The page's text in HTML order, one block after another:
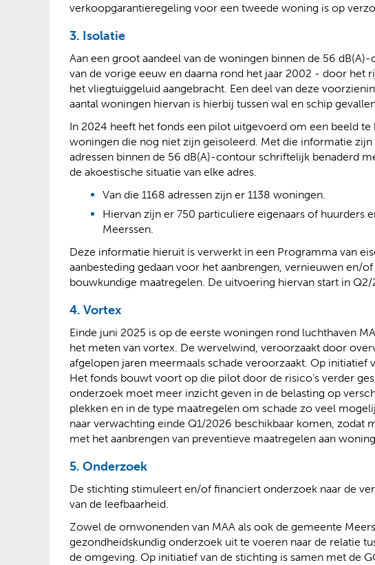
verkoopgarantieregeling voor een tweede woning is op
3. Isolatie
Aan een groot aandeel van de woningen binnen de 56
van de vorige eeuw en daarna rond het jaar 2002 - door het
het vliegtuiggeluid aangebracht. Een deel van deze
aantal woningen hiervan is hierbij tussen wal en schip
In 2024 heeft het fonds een pilot uitgevoerd om een beeld te
woningen die nog niet zijn geïsoleerd. Met die informatie zijn
adressen binnen de 56 dB(A)-contour schriftelijk benaderd
de akoestische situatie van elke adres.
Van die 1168 adressen zijn er 1138 woningen.
Hiervan zijn er 750 particuliere eigenaars of huurders
Meerssen.
Deze informatie hieruit is verwerkt in een Programma van
aanbesteding gedaan voor het aanbrengen, vernieuwen en/
bouwkundige maatregelen. De uitvoering hiervan start in Q2/
4. Vortex
Einde juni 2025 is op de eerste woningen rond luchthaven
het meten van vortex. De wervelwind, veroorzaakt door
afgelopen jaren meermaals schade veroorzaakt. Op initiatief
Het fonds bouwt voort op die pilot door de risico’s verder
onderzoek moet meer inzicht geven in de belasting op
plekken en in de type maatregelen om schade zo veel
naar verwachting einde Q1/2026 beschikbaar komen, zodat
met het aanbrengen van preventieve maatregelen aan
5. Onderzoek
De stichting stimuleert en/of financiert onderzoek naar de
van de leefbaarheid.
Zowel de omwonenden van MAA als ook de gemeente
gezondheidskundig onderzoek uit te voeren naar de relatie
de omgeving. Op initiatief van de stichting is samen met de